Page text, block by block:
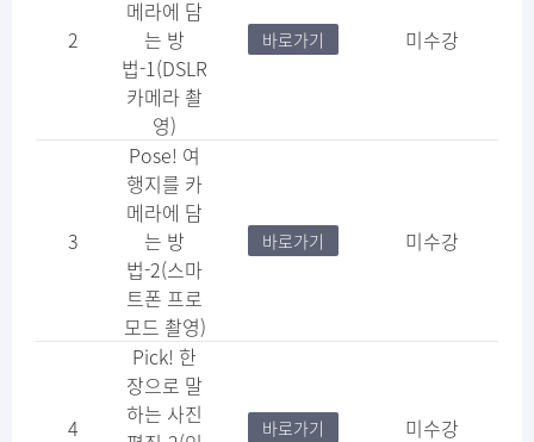
2
메라에 담
는 방
법-1(DSLR
카메라 촬
영)
바로가기 미수강
3
Pose! 여
행지를 카
메라에 담
는 방
법-2(스마
트폰 프로
모드 촬영)
바로가기 미수강
4
Pick! 한
장으로 말
하는 사진
바로가기 미수강